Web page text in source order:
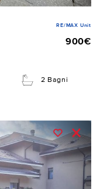
RE/MAX Unit
900€
2 Bagni